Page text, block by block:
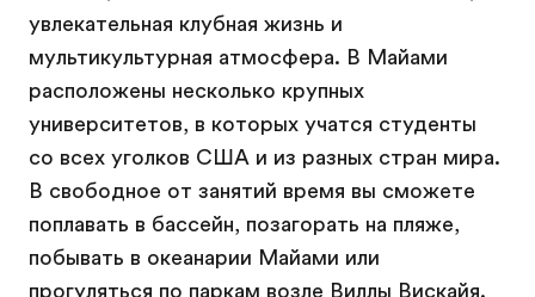
увлекательная клубная жизнь и
мультикультурная атмосфера. В Майами
расположены несколько крупных
университетов, в которых учатся студенты
со всех уголков США и из разных стран мира.
В свободное от занятий время вы сможете
поплавать в бассейн, позагорать на пляже,
побывать в океанарии Майами или
прогуляться по паркам возле Виллы Вискайя.